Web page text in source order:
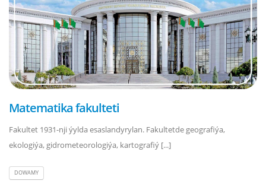
Matematika fakulteti
Fakultet 1931-nji ýylda esaslandyrylan. Fakultetde geografiýa,
ekologiýa, gidrometeorologiýa, kartografiý [...]
DOWAMY